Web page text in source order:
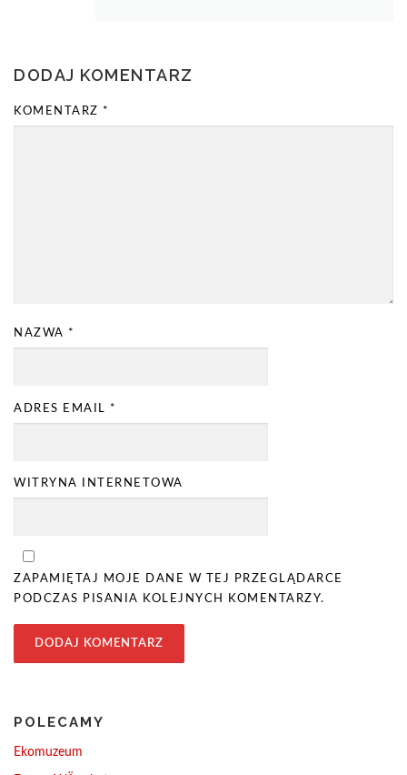
DODAJ KOMENTARZ
KOMENTARZ *
NAZWA *
ADRES EMAIL *
WITRYNA INTERNETOWA
ZAPAMIĘTAJ MOJE DANE W TEJ PRZEGLĄDARCE
PODCZAS PISANIA KOLEJNYCH KOMENTARZY.
POLECAMY
Ekomuzeum